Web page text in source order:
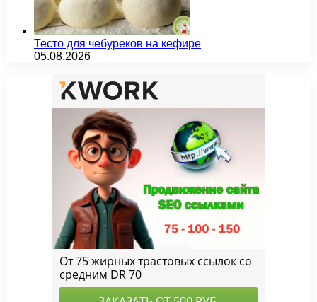
Тесто для чебуреков на кефире
05.08.2026